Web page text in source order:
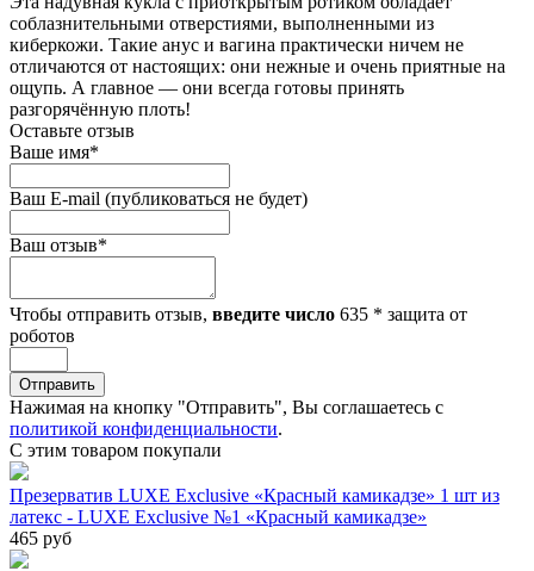
соблазнительными отверстиями, выполненными из
киберкожи. Такие анус и вагина практически ничем не
отличаются от настоящих: они нежные и очень приятные на
ощупь. А главное — они всегда готовы принять
разгорячённую плоть!
Оставьте отзыв
Ваше имя*
Ваш E-mail (публиковаться не будет)
Ваш отзыв*
Чтобы отправить отзыв, введите число 635 * защита от
роботов
Отправить
Нажимая на кнопку "Отправить", Вы соглашаетесь с
политикой конфиденциальности.
С этим товаром покупали
Презерватив LUXE Exclusive «Красный камикадзе» 1 шт из
латекс - LUXE Exclusive №1 «Красный камикадзе»
465 руб